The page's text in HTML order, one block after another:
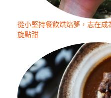
從小堅持餐飲烘焙夢，志在成
旋點甜